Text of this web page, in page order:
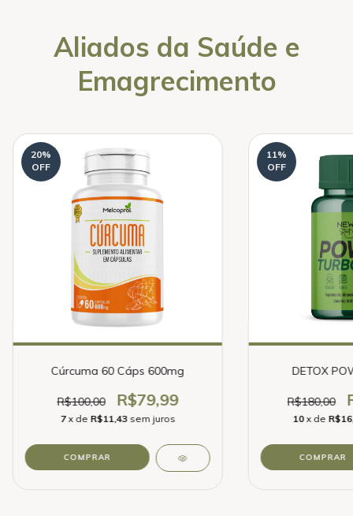
Aliados da Saúde e
Emagrecimento
20%
OFF
Cúrcuma 60 Cáps 600mg
R$100,00 R$79,99
7 x de R$11,43 sem juros
11%
OFF
DETOX
R$180,00
10 x de